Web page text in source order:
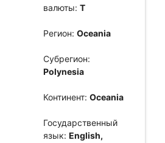
валюты: T
Регион: Oceania
Субрегион:
Polynesia
Континент: Oceania
Государственный
язык: English,